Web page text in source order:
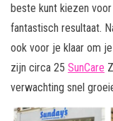
beste kunt kiezen
fantastisch resultaat.
ook voor je klaar om
zijn circa 25 SunCare
verwachting snel